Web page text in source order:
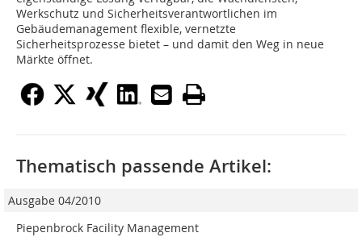
Werkschutz und Sicherheitsverantwortlichen im
Gebäudemanagement flexible, vernetzte
Sicherheitsprozesse bietet – und damit den Weg in neue
Märkte öffnet.
Thematisch passende Artikel:
Ausgabe 04/2010
Piepenbrock Facility Management